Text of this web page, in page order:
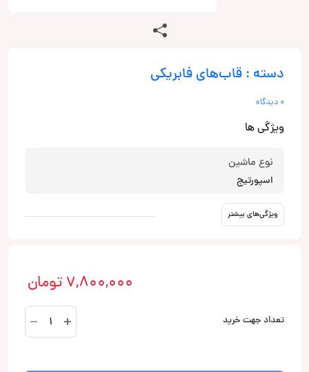
دسته : قاب‌های فابریکی
0 دیدگاه
ویژگی ها
نوع ماشین
اسپورتیج
ویژگی‌های بیشتر
7,800,000 تومان
تعداد جهت خرید
قاب
فابریکی